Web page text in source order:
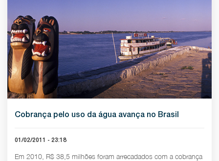
Cobrança pelo uso da água avança no Brasil
01/02/2011 - 23:18
Em 2010, R$ 38,5 milhões foram arrecadados com a cobrança